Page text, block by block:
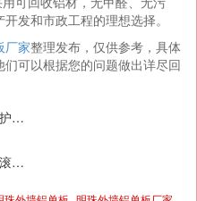
可回收铝材，无甲醛、无污
发和市政工程的理想选择。
厂家整理发布，仅供参考，具体
可以根据您的问题做出详尽回
明珠幕墙铝单板清洗维护时...
如果消费者需要选择铝滚涂...